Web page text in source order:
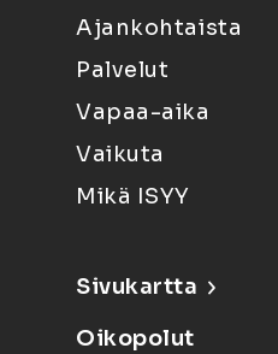
Ajankohtaista
Palvelut
Vapaa-aika
Vaikuta
Mikä ISYY
Sivukartta
Oikopolut